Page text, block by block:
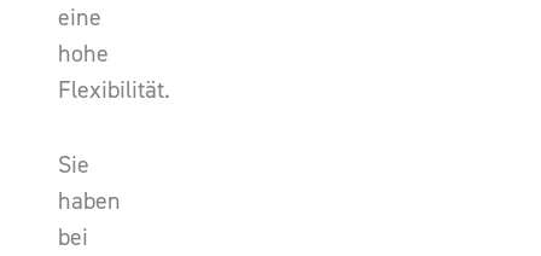
eine
hohe
Flexibilität.
Sie
haben
bei